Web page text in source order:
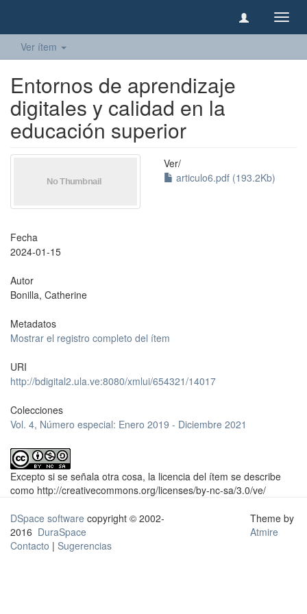
Ver ítem
Entornos de aprendizaje
digitales y calidad en la
educación superior
Ver/
articulo6.pdf (193.2Kb)
Fecha
2024-01-15
Autor
Bonilla, Catherine
Metadatos
Mostrar el registro completo del ítem
URI
http://bdigital2.ula.ve:8080/xmlui/654321/14017
Colecciones
Vol. 4, Número especial: Enero 2019 - Diciembre 2021
Excepto si se señala otra cosa, la licencia del ítem se describe
como http://creativecommons.org/licenses/by-nc-sa/3.0/ve/
DSpace software copyright © 2002-
2016 DuraSpace
Contacto | Sugerencias
Theme by
Atmire